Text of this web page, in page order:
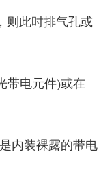
则此时排气孔或
带电元件)或在
内装裸露的带电